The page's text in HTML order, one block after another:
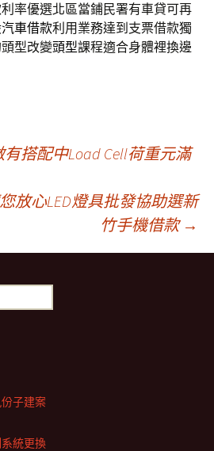
率優選北區當鋪民署有車貸可再
車借款利用業務達到支票借款獨
型改變頭型課程適合身體裡換邊
搭配中Load Cell荷重元滿
放心LED燈具批發協助選新
竹手機借款 →
子建案
統更換